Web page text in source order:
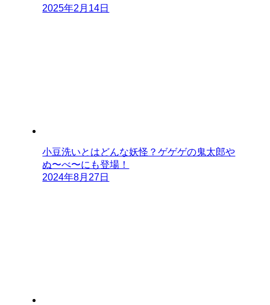
2025年2月14日
小豆洗いとはどんな妖怪？ゲゲゲの鬼太郎や
ぬ〜べ〜にも登場！
2024年8月27日